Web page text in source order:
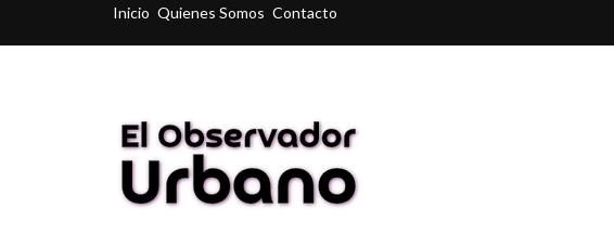
Inicio Quienes Somos Contacto